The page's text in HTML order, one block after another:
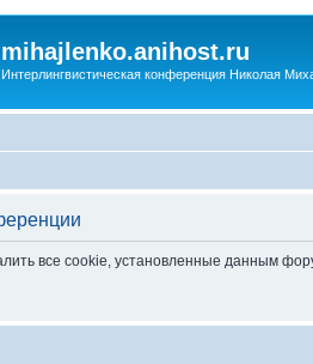
mihajlenko.anihost.ru
Интерлингвистическая конференция Николая
все cookie, установленные данным